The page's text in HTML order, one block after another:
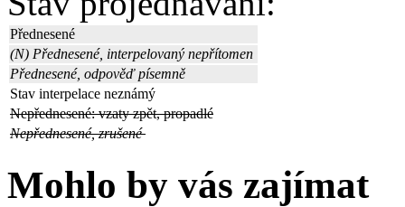
Přednesené
(N) Přednesené, interpelovaný nepřítomen
Přednesené, odpověď písemně
Stav interpelace neznámý
Nepřednesené: vzaty zpět, propadlé
Nepřednesené, zrušené
Mohlo by vás zajímat